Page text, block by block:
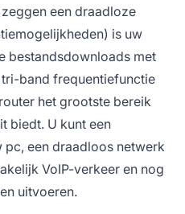
een draadloze
is uw
bestandsdownloads met
band frequentiefunctie
het grootste bereik
biedt. U kunt een
een draadloos netwerk
VoIP-verkeer en nog
uitvoeren.